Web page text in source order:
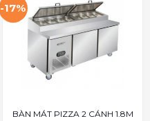
-17%
BÀN MÁT PIZZA 2 CÁNH 1.8M